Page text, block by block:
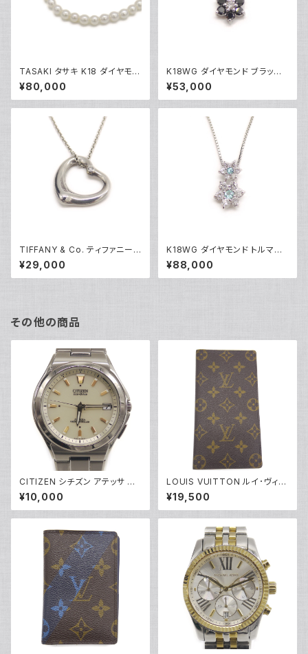
TASAKI タサキ K18 ダイヤモン
ド パールネックレス 18金 Y05
014
¥80,000
K18WG ダイヤモンド ブラック
ダイヤ フラワーデザイン ペンダ
ント ネックレス 18金 ホワイトゴ
ールド アズキチェーン Y05103
¥53,000
TIFFANY & Co. ティファニー
エレサペレッティ オープンハー
ト 1Pダイヤ ペンダント ネックレ
ス シルバー925 アズキチェーン
¥29,000
K18WG ダイヤモンド トルマリ
ン フラワーデザイン ペンダント
ネックレス 18金 ホワイトゴール
ド ベネチアンチェーン Y05100
¥88,000
その他の商品
CITIZEN シチズン アテッサ エ
コドライブ ソーラー 電波時計 H
110-T011331 白文字盤 Y052
79
¥10,000
LOUIS VUITTON ルイ･ヴィト
ン モノグラム ポルト バルール カ
ルト クレディ M61823 Y0517
0
¥19,500